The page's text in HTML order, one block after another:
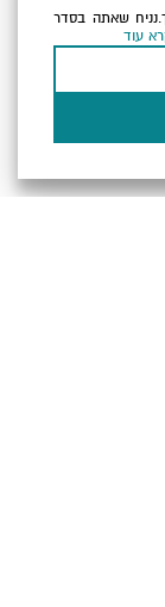
שילוב
אם חיפשתם
שאתה בסדר
עוד